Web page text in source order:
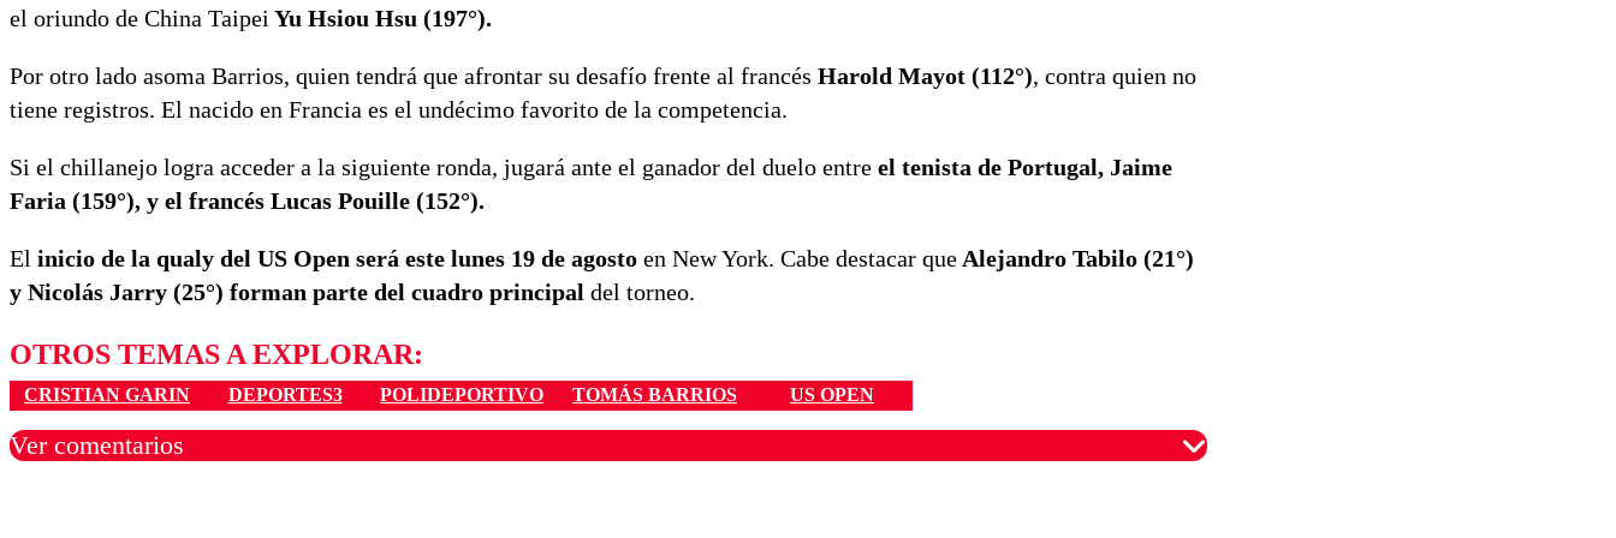
el oriundo de China Taipei Yu Hsiou Hsu (197°).
Por otro lado asoma Barrios, quien tendrá que afrontar su desafío frente al francés Harold Mayot (112°), contra quien no
tiene registros. El nacido en Francia es el undécimo favorito de la competencia.
Si el chillanejo logra acceder a la siguiente ronda, jugará ante el ganador del duelo entre el tenista de Portugal, Jaime
Faria (159°), y el francés Lucas Pouille (152°).
El inicio de la qualy del US Open será este lunes 19 de agosto en New York. Cabe destacar que Alejandro Tabilo (21°)
y Nicolás Jarry (25°) forman parte del cuadro principal del torneo.
OTROS TEMAS A EXPLORAR:
CRISTIAN GARIN DEPORTES3 POLIDEPORTIVO TOMÁS BARRIOS US OPEN
Ver comentarios